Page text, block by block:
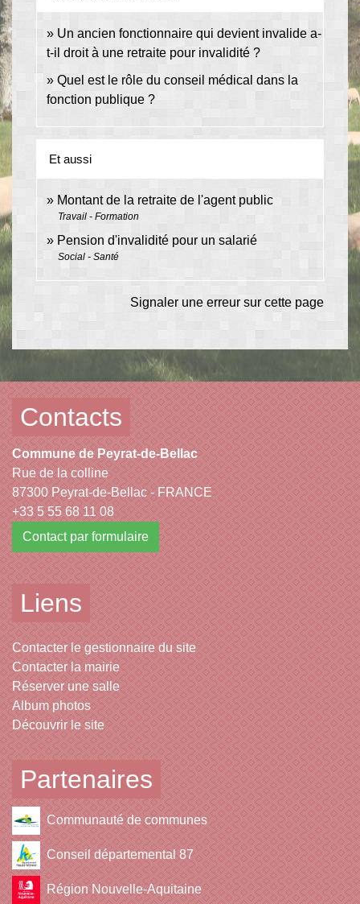
Un ancien fonctionnaire qui devient invalide a-
t-il droit à une retraite pour invalidité ?
Quel est le rôle du conseil médical dans la
fonction publique ?
Et aussi
Montant de la retraite de l'agent public
Travail - Formation
Pension d'invalidité pour un salarié
Social - Santé
Signaler une erreur sur cette page
Contacts
Commune de Peyrat-de-Bellac
Rue de la colline
87300 Peyrat-de-Bellac - FRANCE
+33 5 55 68 11 08
Contact par formulaire
Liens
Contacter le gestionnaire du site
Contacter la mairie
Réserver une salle
Album photos
Découvrir le site
Partenaires
Communauté de communes
Conseil départemental 87
Région Nouvelle-Aquitaine